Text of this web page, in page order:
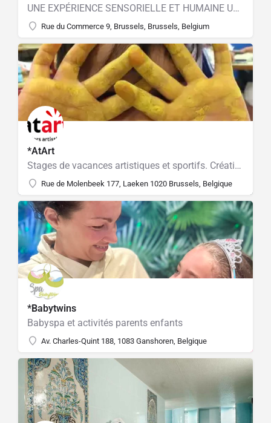
UNE EXPÉRIENCE SENSORIELLE ET HUMAINE UNIQUE
Rue du Commerce 9, Brussels, Brussels, Belgium
*AtArt
Stages de vacances artistiques et sportifs. Création Légo et multi-activités
Rue de Molenbeek 177, Laeken 1020 Brussels, Belgique
*Babytwins
Babyspa et activités parents enfants
Av. Charles-Quint 188, 1083 Ganshoren, Belgique